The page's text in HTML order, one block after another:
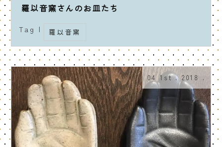
羅以音窯さんのお皿たち
Tag | 羅以音窯
04 1st . 2018 .